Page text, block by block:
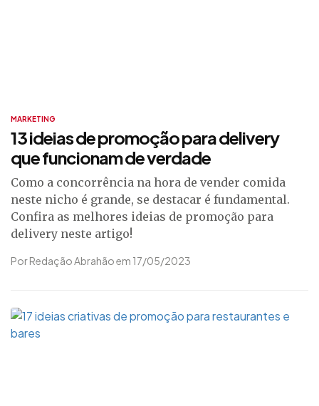
MARKETING
13 ideias de promoção para delivery
que funcionam de verdade
Como a concorrência na hora de vender comida
neste nicho é grande, se destacar é fundamental.
Confira as melhores ideias de promoção para
delivery neste artigo!
Por Redação Abrahão em 17/05/2023